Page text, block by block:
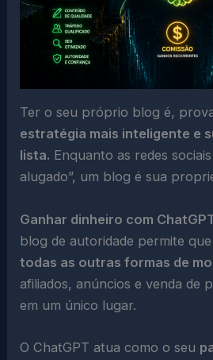
Ter o seu próprio blog é,
estratégia mais inteligente e
lista. Enquanto as redes
alugado”, um blog é sua
Ganhar dinheiro com
blog de autoridade permite
todas as outras formas de
afiliados, anúncios e venda de
em um único lugar.
O ChatGPT atua como o seu